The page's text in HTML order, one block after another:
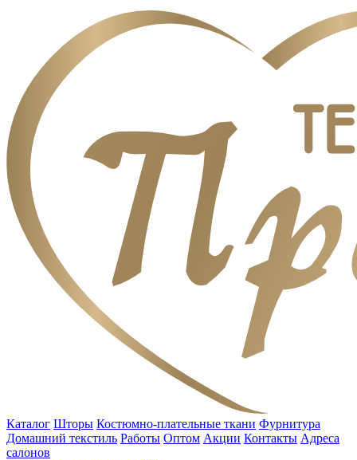
Каталог Шторы Костюмно-плательные ткани Фурнитура
Домашний текстиль Работы Оптом Акции Контакты Адреса
салонов